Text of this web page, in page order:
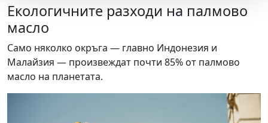
Екологичните разходи на палмово
масло
Само няколко окръга — главно Индонезия и
Малайзия — произвеждат почти 85% от палмово
масло на планетата.